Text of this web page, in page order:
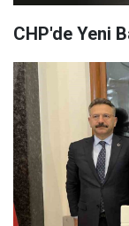
CHP'de Yeni